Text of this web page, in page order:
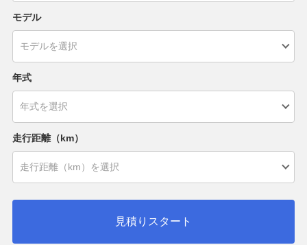
モデル
年式
走行距離（km）
見積りスタート